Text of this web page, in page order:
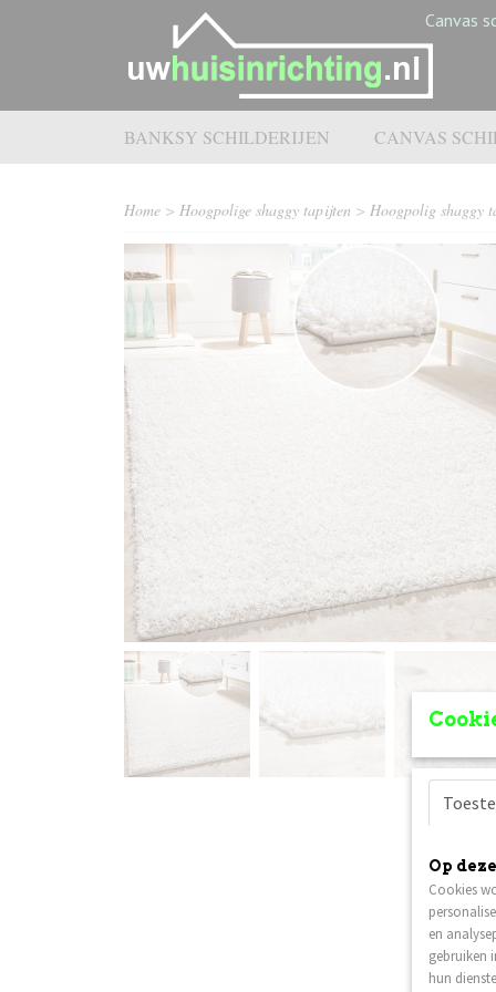
Canvas
BANKSY SCHILDERIJEN CANVAS
Home > Hoogpolige shaggy tapijten > Hoogpolig shaggy
Op
Cookies
en
gebruiken
hun